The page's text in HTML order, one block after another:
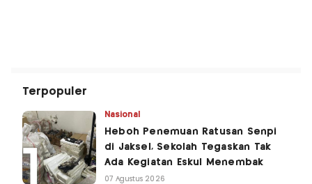
Terpopuler
Nasional
Heboh Penemuan Ratusan Senpi
di Jaksel, Sekolah Tegaskan Tak
Ada Kegiatan Eskul Menembak
07 Agustus 2026